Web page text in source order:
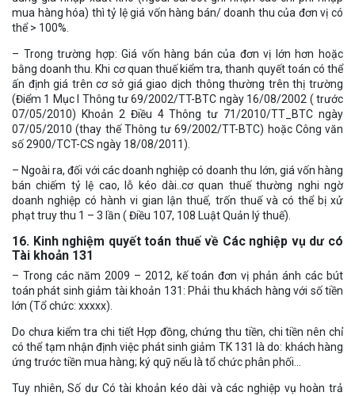
mua hàng hóa) thì tỷ lệ giá vốn hàng bán/ doanh thu của đơn vị có
thể > 100%.
– Trong trường hợp: Giá vốn hàng bán của đơn vị lớn hơn hoặc
bằng doanh thu. Khi cơ quan thuế kiểm tra, thanh quyết toán có thể
ấn định giá trên cơ sở giá giao dịch thông thường trên thị trường
(Điểm 1 Mục I Thông tư 69/2002/TT-BTC ngày 16/08/2002 ( trước
07/05/2010) Khoản 2 Điều 4 Thông tư 71/2010/TT_BTC ngày
07/05/2010 (thay thế Thông tư 69/2002/TT-BTC) hoặc Công văn
số 2900/TCT-CS ngày 18/08/2011).
– Ngoài ra, đối với các doanh nghiệp có doanh thu lớn, giá vốn hàng
bán chiếm tỷ lệ cao, lỗ kéo dài..cơ quan thuế thường nghi ngờ
doanh nghiệp có hành vi gian lận thuế, trốn thuế và có thể bị xử
phạt truy thu 1 – 3 lần ( Điều 107, 108 Luật Quản lý thuế).
16. Kinh nghiệm quyết toán thuế về Các nghiệp vụ dư có
Tài khoản 131
– Trong các năm 2009 – 2012, kế toán đơn vị phản ánh các bút
toán phát sinh giảm tài khoản 131: Phải thu khách hàng với số tiền
lớn (Tổ chức: xxxxx).
Do chưa kiểm tra chi tiết Hợp đồng, chứng thu tiền, chi tiền nên chỉ
có thể tạm nhận định việc phát sinh giảm TK 131 là do: khách hàng
ứng trước tiền mua hàng; ký quỹ nếu là tổ chức phân phối…
Tuy nhiên, Số dư Có tài khoản kéo dài và các nghiệp vụ hoàn trả